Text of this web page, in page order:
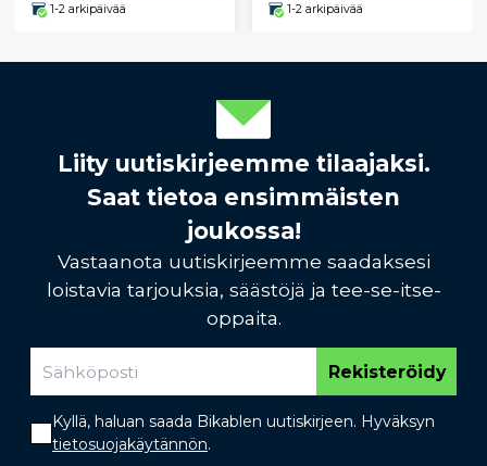
1-2 arkipäivää 1-2 arkipäivää
Liity uutiskirjeemme tilaajaksi.
Saat tietoa ensimmäisten
joukossa!
Vastaanota uutiskirjeemme saadaksesi
loistavia tarjouksia, säästöjä ja tee-se-itse-
oppaita.
Rekisteröidy
Kyllä, haluan saada Bikablen uutiskirjeen. Hyväksyn
tietosuojakäytännön.